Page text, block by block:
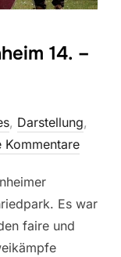
14. –
, Darstellung,
Kommentare
Es war
faire und